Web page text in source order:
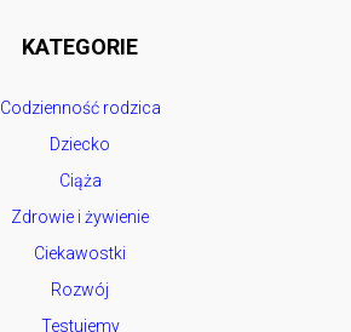
KATEGORIE
Codzienność rodzica
Dziecko
Ciąża
Zdrowie i żywienie
Ciekawostki
Rozwój
Testujemy